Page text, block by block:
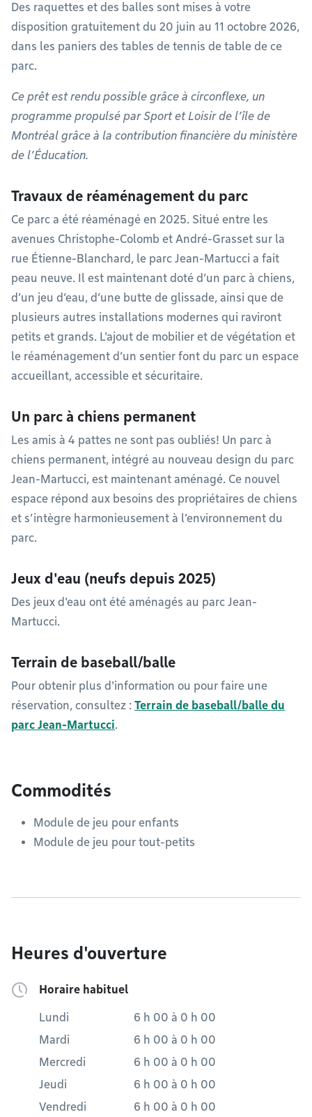
Des raquettes et des balles sont mises à votre
disposition gratuitement du 20 juin au 11 octobre 2026,
dans les paniers des tables de tennis de table de ce
parc.
Ce prêt est rendu possible grâce à circonflexe, un
programme propulsé par Sport et Loisir de l’île de
Montréal grâce à la contribution financière du ministère
de l’Éducation.
Travaux de réaménagement du parc
Ce parc a été réaménagé en 2025. Situé entre les
avenues Christophe-Colomb et André-Grasset sur la
rue Étienne-Blanchard, le parc Jean-Martucci a fait
peau neuve. Il est maintenant doté d’un parc à chiens,
d’un jeu d’eau, d’une butte de glissade, ainsi que de
plusieurs autres installations modernes qui raviront
petits et grands. L'ajout de mobilier et de végétation et
le réaménagement d’un sentier font du parc un espace
accueillant, accessible et sécuritaire.
Un parc à chiens permanent
Les amis à 4 pattes ne sont pas oubliés! Un parc à
chiens permanent, intégré au nouveau design du parc
Jean-Martucci, est maintenant aménagé. Ce nouvel
espace répond aux besoins des propriétaires de chiens
et s’intègre harmonieusement à l’environnement du
parc.
Jeux d'eau (neufs depuis 2025)
Des jeux d'eau ont été aménagés au parc Jean-
Martucci.
Terrain de baseball/balle
Pour obtenir plus d'information ou pour faire une
réservation, consultez : Terrain de baseball/balle du
parc Jean-Martucci.
Commodités
Module de jeu pour enfants
Module de jeu pour tout-petits
Heures d'ouverture
Horaire habituel
Lundi 6 h 00 à 0 h 00
Mardi
6 h 00 à 0 h 00
Mercredi
6 h 00 à 0 h 00
Jeudi
6 h 00 à 0 h 00
Vendredi
6 h 00 à 0 h 00